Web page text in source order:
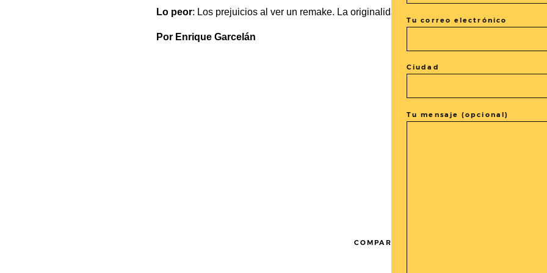
Lo peor: Los prejuicios al ver un remake. La originalidad, según
Por Enrique Garcelán
COMPARTIR LA ENTRADA
Tu correo electrónico
Ciudad
Tu mensaje (opcional)